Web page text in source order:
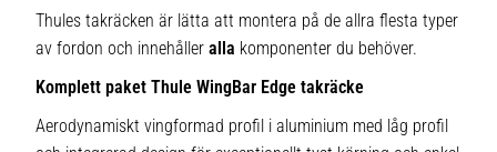
Thules takräcken är lätta att montera på de allra flesta typer
av fordon och innehåller alla komponenter du behöver.
Komplett paket Thule WingBar Edge takräcke
Aerodynamiskt vingformad profil i aluminium med låg profil